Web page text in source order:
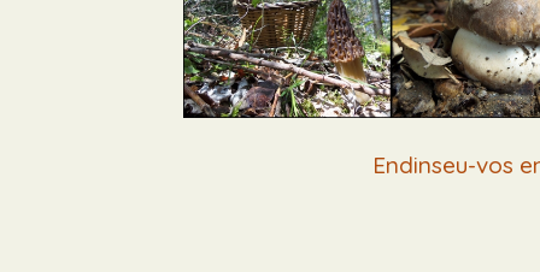
Endinseu-vos